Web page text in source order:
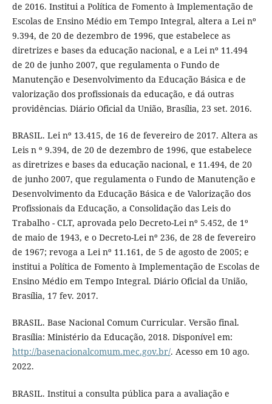
de 2016. Institui a Política de Fomento à Implementação de
Escolas de Ensino Médio em Tempo Integral, altera a Lei nº
9.394, de 20 de dezembro de 1996, que estabelece as
diretrizes e bases da educação nacional, e a Lei nº 11.494
de 20 de junho 2007, que regulamenta o Fundo de
Manutenção e Desenvolvimento da Educação Básica e de
valorização dos profissionais da educação, e dá outras
providências. Diário Oficial da União, Brasília, 23 set. 2016.
BRASIL. Lei nº 13.415, de 16 de fevereiro de 2017. Altera as
Leis n º 9.394, de 20 de dezembro de 1996, que estabelece
as diretrizes e bases da educação nacional, e 11.494, de 20
de junho 2007, que regulamenta o Fundo de Manutenção e
Desenvolvimento da Educação Básica e de Valorização dos
Profissionais da Educação, a Consolidação das Leis do
Trabalho - CLT, aprovada pelo Decreto-Lei nº 5.452, de 1º
de maio de 1943, e o Decreto-Lei nº 236, de 28 de fevereiro
de 1967; revoga a Lei nº 11.161, de 5 de agosto de 2005; e
institui a Política de Fomento à Implementação de Escolas de
Ensino Médio em Tempo Integral. Diário Oficial da União,
Brasília, 17 fev. 2017.
BRASIL. Base Nacional Comum Curricular. Versão final.
Brasília: Ministério da Educação, 2018. Disponível em:
http://basenacionalcomum.mec.gov.br/. Acesso em 10 ago.
2022.
BRASIL. Institui a consulta pública para a avaliação e